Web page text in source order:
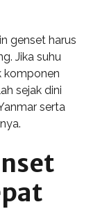
genset harus
Jika suhu
komponen
sejak dini
serta